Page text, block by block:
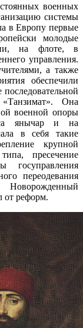
военных
системы
в Европу первые
молодые
на флоте, в
управления.
а также
обеспечили
Она
военной опоры
янычар и на
в себя такие
крупной
типа, пресечение
госуправления
переодевания
от реформ.